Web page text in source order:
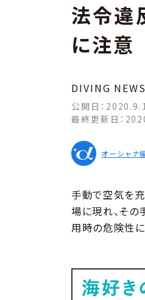
法令違
に注意
DIVING NEWS
公開日：
最終更新日：
オーシャナ
手動で空気を
場に現れ、そ
用時の危険性